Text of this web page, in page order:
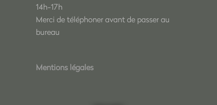
14h-17h
Merci de téléphoner avant de passer au
bureau
Mentions légales